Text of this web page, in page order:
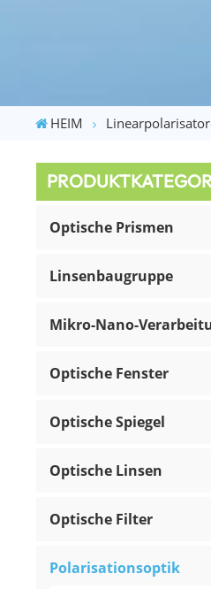
HEIM
Optische Prismen
Linsenbaugruppe
Mikro-Nano-
Optische Fenster
Optische Spiegel
Optische Linsen
Optische Filter
Polarisationsoptik